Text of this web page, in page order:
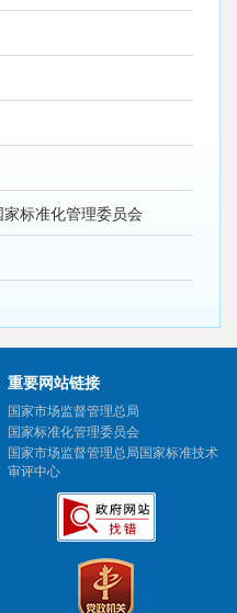
标准化管理委员会
重要网站链接
国家市场监督管理总局
国家标准化管理委员会
国家市场监督管理总局国家标准技术
审评中心